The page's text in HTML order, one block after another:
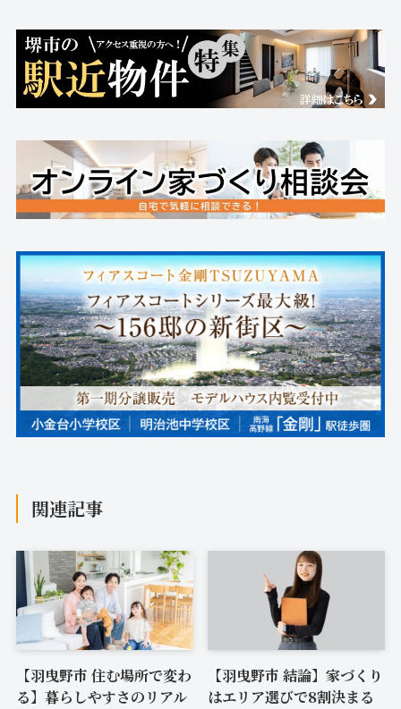
関連記事
【羽曳野市 住む場所で変わ
る】暮らしやすさのリアル
【羽曳野市 結論】家づくり
はエリア選びで8割決まる